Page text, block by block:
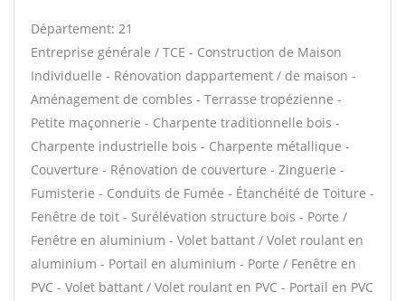
Département: 21
Entreprise générale / TCE - Construction de Maison
Individuelle - Rénovation dappartement / de maison -
Aménagement de combles - Terrasse tropézienne -
Petite maçonnerie - Charpente traditionnelle bois -
Charpente industrielle bois - Charpente métallique -
Couverture - Rénovation de couverture - Zinguerie -
Fumisterie - Conduits de Fumée - Étanchéité de Toiture -
Fenêtre de toit - Surélévation structure bois - Porte /
Fenêtre en aluminium - Volet battant / Volet roulant en
aluminium - Portail en aluminium - Porte / Fenêtre en
PVC - Volet battant / Volet roulant en PVC - Portail en PVC